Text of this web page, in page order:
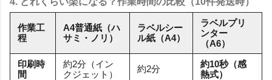
作業工
程
A4普通紙（ハ
サミ・ノリ）
ラベルシー
ル紙（A4）
ラベルプリ
ンター
（A6）
印刷時
間
約2分（イン
クジェット）
約2分
約10秒（感
熱式）